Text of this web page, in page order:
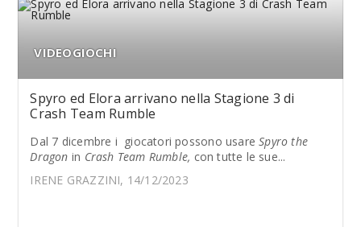
VIDEOGIOCHI
Spyro ed Elora arrivano nella Stagione 3 di
Crash Team Rumble
Dal 7 dicembre i giocatori possono usareSpyro the
Dragon in Crash Team Rumble, con tutte le sue...
IRENE GRAZZINI, 14/12/2023